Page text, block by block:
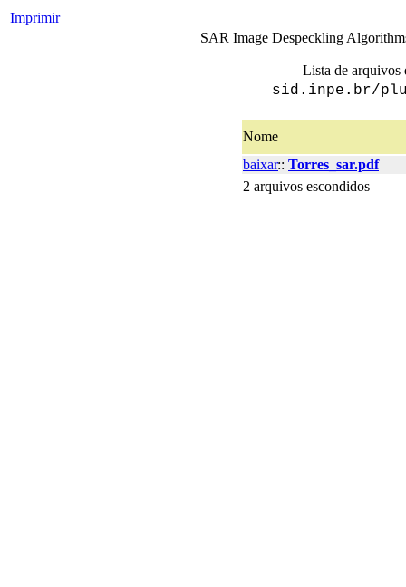
Imprimir
SAR Image Despeckling
Lista de arquivos
sid.inpe.br/
Nome
baixar:: Torres_sar.pdf
2 arquivos escondidos